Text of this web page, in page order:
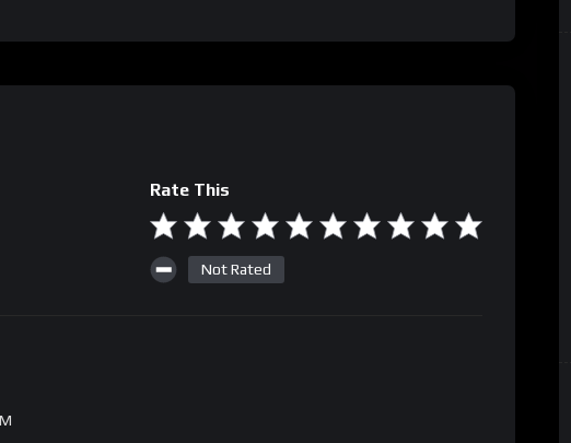
Rate This
Not Rated